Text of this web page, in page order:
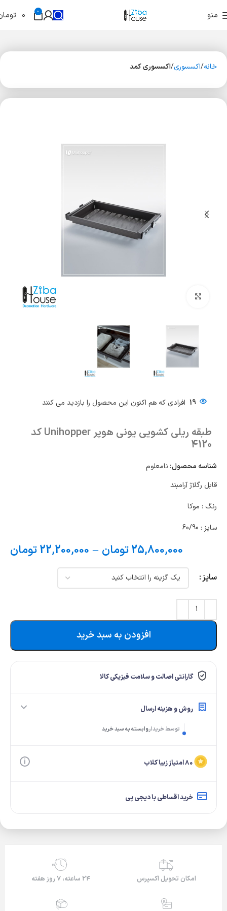
منو 0
0
خانه اکسسوری اکسسوری کمد
19 افرادی که هم اکنون این محصول را بازدید می کنند
طبقه ریلی کشویی یونی هوپر Unihopper کد
4120
شناسه محصول: نامعلوم
قابل رگلاژ آرامبند
رنگ : موکا
سایز : 60/90
25,800,000تومان –
22,200,000تومان
سایز
افزودن به سبد خرید
گارانتی اصالت و سلامت فیزیکی کالا
روش و هزینه ارسال
توسط خریداروابسته به سبد خرید
۸۰ امتیاز زیبا کلاب
خرید اقساطی با دیجی پی
امکان تحویل اکسپرس
24/7
۲۴ ساعته، ۷ روز هفته